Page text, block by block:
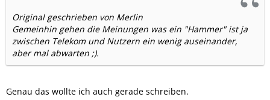
Original geschrieben von Merlin
Gemeinhin gehen die Meinungen was ein "Hammer" ist ja
zwischen Telekom und Nutzern ein wenig auseinander,
aber mal abwarten ;).
Genau das wollte ich auch gerade schreiben.